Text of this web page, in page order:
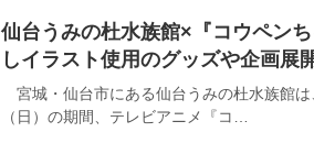
仙台うみの杜水族館×『コウペン
しイラスト使用のグッズや企画展
宮城・仙台市にある仙台うみの杜水族館
（日）の期間、テレビアニメ『コ…